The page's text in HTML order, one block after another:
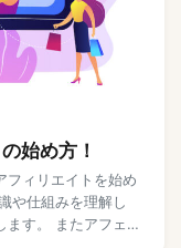
始め方！
フィリエイトを始め
や仕組みを理解し
ます。 またアフェリ